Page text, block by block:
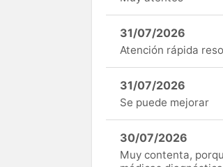
31/07/2026
Atención rápida
31/07/2026
Se puede mejorar
30/07/2026
Muy contenta,